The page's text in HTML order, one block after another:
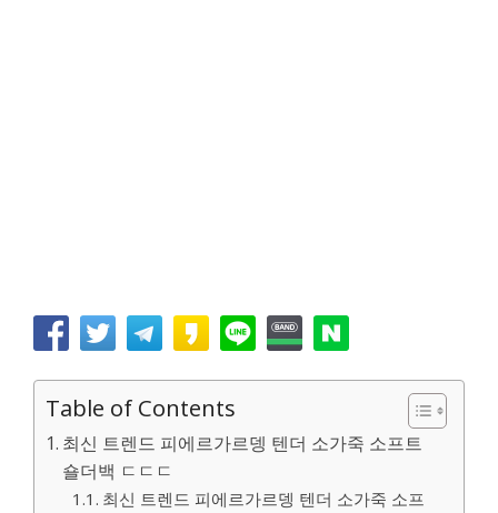
Table of Contents
최신 트렌드 피에르가르뎅 텐더 소가죽 소프트
숄더백 ㄷㄷㄷ
최신 트렌드 피에르가르뎅 텐더 소가죽 소프